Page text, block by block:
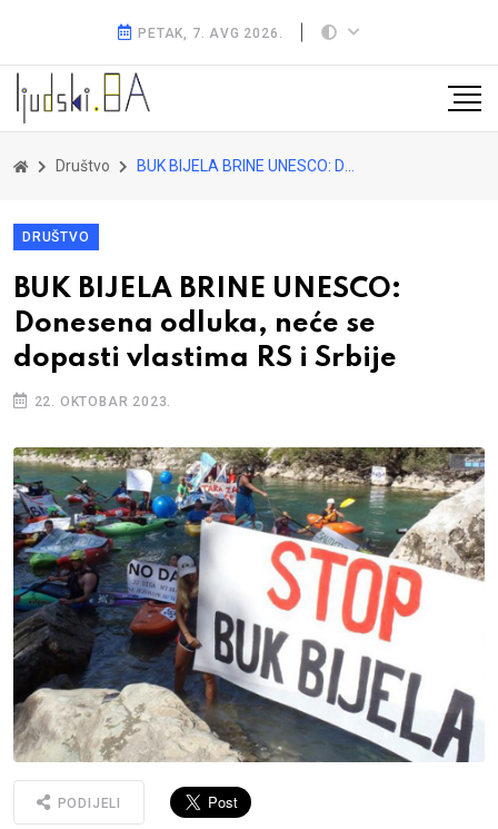
PETAK, 7. AVG 2026.
Društvo BUK BIJELA BRINE UNESCO: Donesena odluka, neće se dopasti vlastima RS i Srbije
DRUŠTVO
BUK BIJELA BRINE UNESCO:
Donesena odluka, neće se
dopasti vlastima RS i Srbije
22. OKTOBAR 2023.
PODIJELI